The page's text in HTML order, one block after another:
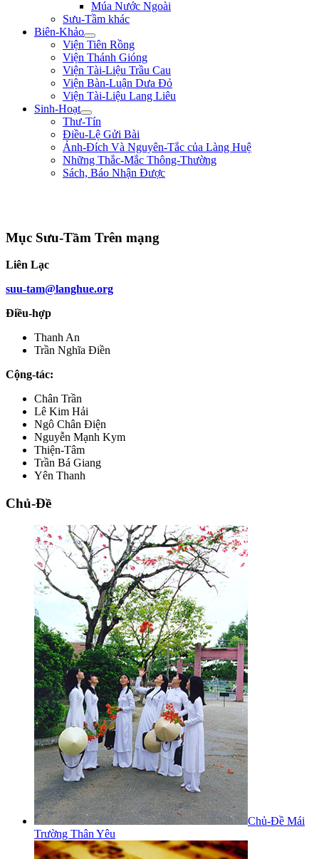
Múa Nước Ngoài
Sưu-Tầm khác
Biên-Khảo
Viện Tiên Rồng
Viện Thánh Gióng
Viện Tài-Liệu Trầu Cau
Viện Bàn-Luận Dưa Đỏ
Viện Tài-Liệu Lang Liêu
Sinh-Hoạt
Thư-Tín
Điều-Lệ Gửi Bài
Ảnh-Đích Và Nguyên-Tắc của Làng Huệ
Những Thắc-Mắc Thông-Thường
Sách, Báo Nhận Được
Mục Sưu-Tầm Trên mạng
Liên Lạc
suu-tam@langhue.org
Điều-hợp
Thanh An
Trần Nghĩa Điền
Cộng-tác:
Chân Trần
Lê Kim Hải
Ngô Chân Điện
Nguyễn Mạnh Kym
Thiện-Tâm
Trần Bá Giang
Yên Thanh
Chủ-Đề
Chủ-Đề Mái
Trường Thân Yêu